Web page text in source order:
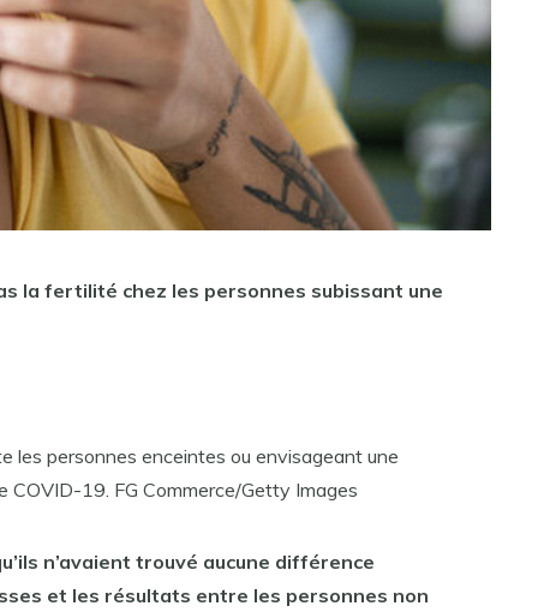
la fertilité chez les personnes subissant une
les personnes enceintes ou envisageant une
COVID-19. FG Commerce/Getty Images
n’avaient trouvé aucune différence
et les résultats entre les personnes non